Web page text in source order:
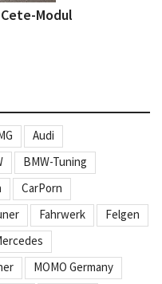
Modul
Audi
BMW-Tuning
CarPorn
Fahrwerk
Felgen
MOMO Germany